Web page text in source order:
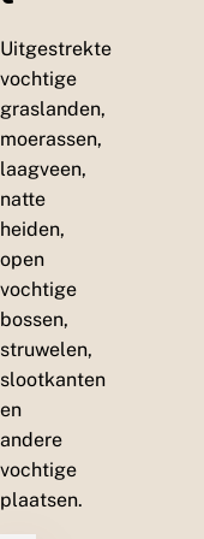
Uitgestrekte
vochtige
graslanden,
moerassen,
laagveen,
natte
heiden,
open
vochtige
bossen,
struwelen,
slootkanten
en
andere
vochtige
plaatsen.